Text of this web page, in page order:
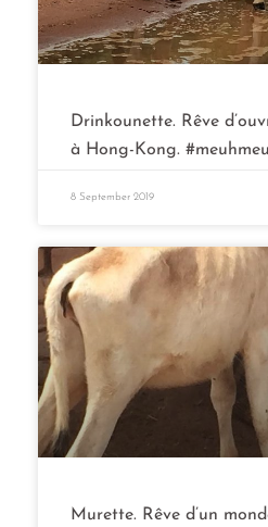
Drinkounette. Rêve
à Hong-Kong.
8 September 2019
Murette. Rêve d’un